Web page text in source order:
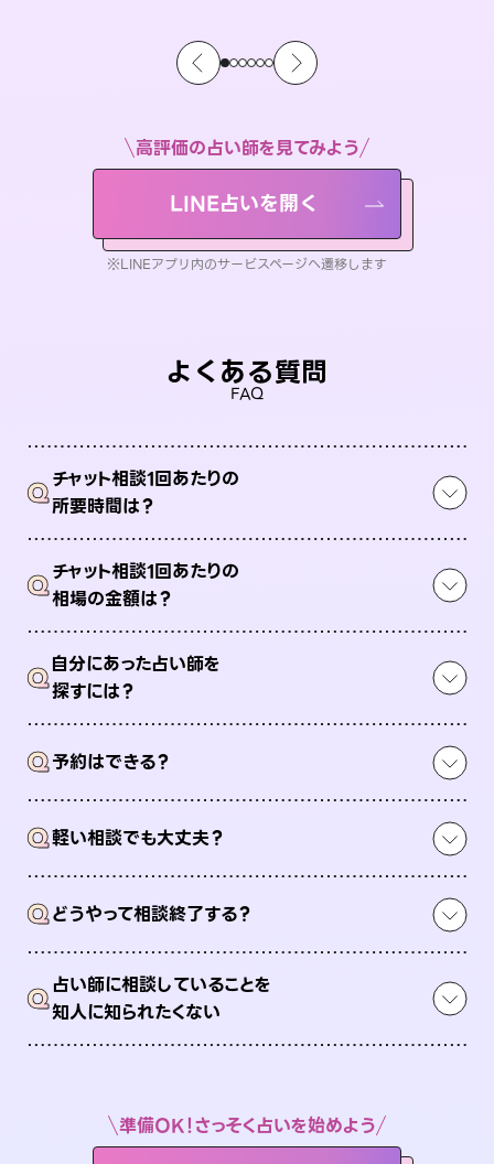
高評価の占い師を見てみよう
LINE占いを開く
※LINEアプリ内のサービスページへ遷移します
よくある質問
FAQ
Qチャット相談1回あたりの
所要時間は？
Qチャット相談1回あたりの
相場の金額は？
Q自分にあった占い師を
探すには？
Q予約はできる？
Q軽い相談でも大丈夫？
Qどうやって相談終了する？
Q占い師に相談していることを
知人に知られたくない
準備OK！さっそく占いを始めよう